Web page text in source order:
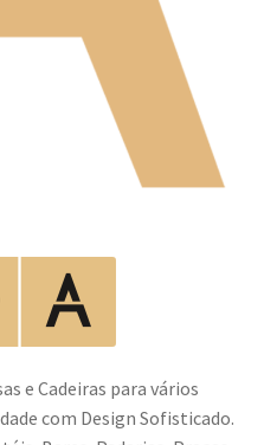
e Cadeiras para vários
com Design Sofisticado.